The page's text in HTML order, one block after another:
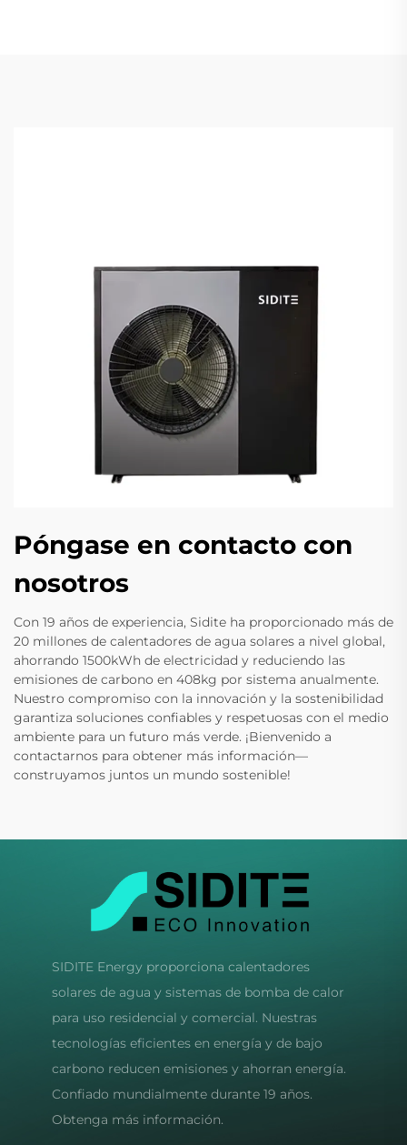
Póngase en contacto con
nosotros
Con 19 años de experiencia, Sidite ha proporcionado más de
20 millones de calentadores de agua solares a nivel global,
ahorrando 1500kWh de electricidad y reduciendo las
emisiones de carbono en 408kg por sistema anualmente.
Nuestro compromiso con la innovación y la sostenibilidad
garantiza soluciones confiables y respetuosas con el medio
ambiente para un futuro más verde. ¡Bienvenido a
contactarnos para obtener más información—
construyamos juntos un mundo sostenible!
SIDITE Energy proporciona calentadores
solares de agua y sistemas de bomba de calor
para uso residencial y comercial. Nuestras
tecnologías eficientes en energía y de bajo
carbono reducen emisiones y ahorran energía.
Confiado mundialmente durante 19 años.
Obtenga más información.